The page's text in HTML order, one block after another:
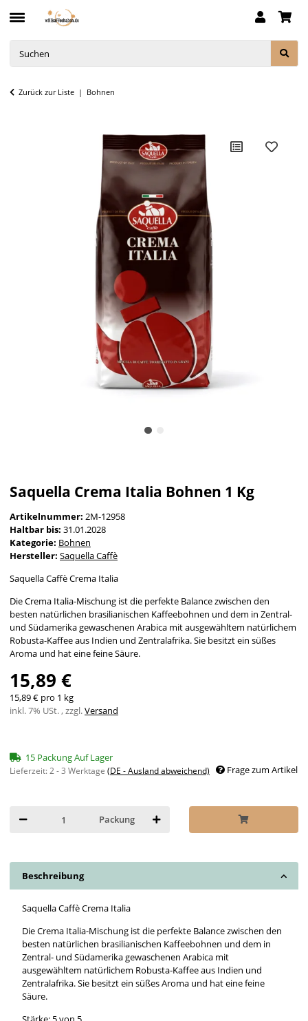
Zurück zur Liste Bohnen
Saquella Crema Italia Bohnen 1 Kg
Artikelnummer: 2M-12958
Haltbar bis: 31.01.2028
Kategorie: Bohnen
Hersteller: Saquella Caffè
Saquella Caffè Crema Italia
Die Crema Italia-Mischung ist die perfekte Balance zwischen den
besten natürlichen brasilianischen Kaffeebohnen und dem in Zentral-
und Südamerika gewaschenen Arabica mit ausgewähltem natürlichem
Robusta-Kaffee aus Indien und Zentralafrika. Sie besitzt ein süßes
Aroma und hat eine feine Säure.
15,89 €
15,89 € pro 1 kg
inkl. 7% USt. , zzgl.Versand
15 Packung Auf Lager
Lieferzeit:2 - 3 Werktage (DE - Ausland abweichend) Frage zum Artikel
Packung
Beschreibung
Saquella Caffè Crema Italia
Die Crema Italia-Mischung ist die perfekte Balance zwischen den
besten natürlichen brasilianischen Kaffeebohnen und dem in
Zentral- und Südamerika gewaschenen Arabica mit
ausgewähltem natürlichem Robusta-Kaffee aus Indien und
Zentralafrika. Sie besitzt ein süßes Aroma und hat eine feine
Säure.